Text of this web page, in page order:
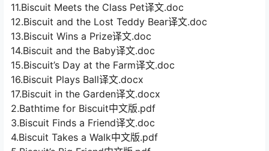
11.Biscuit Meets the Class Pet译文.doc
12.Biscuit and the Lost Teddy Bear译文.doc
13.Biscuit Wins a Prize译文.doc
14.Biscuit and the Baby译文.doc
15.Biscuit’s Day at the Farm译文.doc
16.Biscuit Plays Ball译文.docx
17.Biscuit in the Garden译文.docx
2.Bathtime for Biscuit中文版.pdf
3.Biscuit Finds a Friend译文.doc
4.Biscuit Takes a Walk中文版.pdf